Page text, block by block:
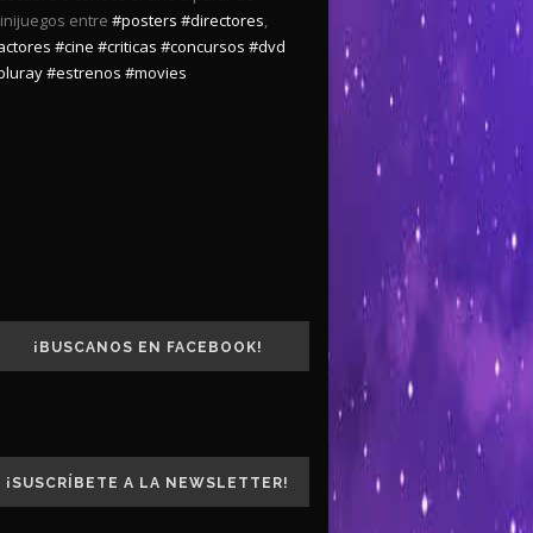
entre #posters #directores,
#cine #criticas #concursos #dvd
#estrenos #movies
¡BUSCANOS EN FACEBOOK!
¡SUSCRÍBETE A LA NEWSLETTER!